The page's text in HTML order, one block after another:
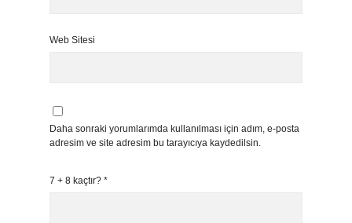
Web Sitesi
Daha sonraki yorumlarımda kullanılması için adım, e-posta
adresim ve site adresim bu tarayıcıya kaydedilsin.
7 + 8 kaçtır? *